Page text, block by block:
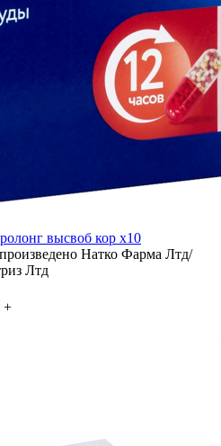
высвоб кор x10
Натко Фарма Лтд/
Лтд
+